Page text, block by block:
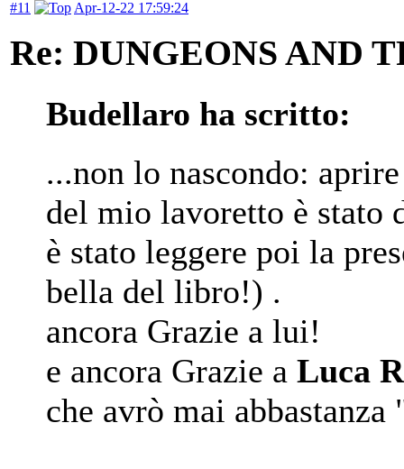
#11 Apr-12-22 17:59:24
Re: DUNGEONS AND
Budellaro ha scritto:
...non lo nascondo:
del mio lavoretto è stato
è stato leggere poi la
bella del libro!) .
ancora Grazie a lui!
e ancora Grazie a Luca
che avrò mai